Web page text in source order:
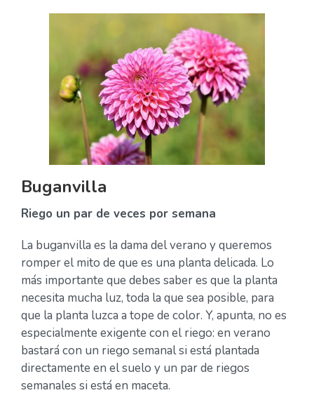
Buganvilla
Riego un par de veces por semana
La buganvilla es la dama del verano y queremos
romper el mito de que es una planta delicada. Lo
más importante que debes saber es que la planta
necesita mucha luz, toda la que sea posible, para
que la planta luzca a tope de color. Y, apunta, no es
especialmente exigente con el riego: en verano
bastará con un riego semanal si está plantada
directamente en el suelo y un par de riegos
semanales si está en maceta.